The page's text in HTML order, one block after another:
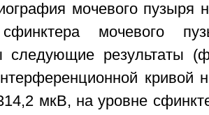
мочевого пузыря
мочевого
следующие результаты
кривой
мкВ, на уровне